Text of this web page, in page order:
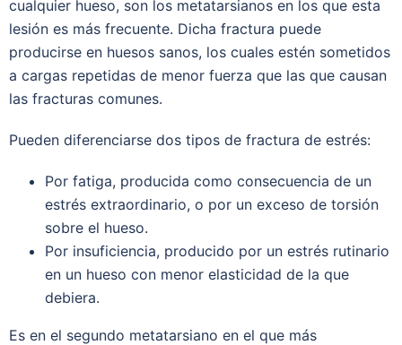
cualquier hueso, son los metatarsianos en los que esta
lesión es más frecuente. Dicha fractura puede
producirse en huesos sanos, los cuales estén sometidos
a cargas repetidas de menor fuerza que las que causan
las fracturas comunes.
Pueden diferenciarse dos tipos de fractura de estrés:
Por fatiga, producida como consecuencia de un
estrés extraordinario, o por un exceso de torsión
sobre el hueso.
Por insuficiencia, producido por un estrés rutinario
en un hueso con menor elasticidad de la que
debiera.
Es en el segundo metatarsiano en el que más